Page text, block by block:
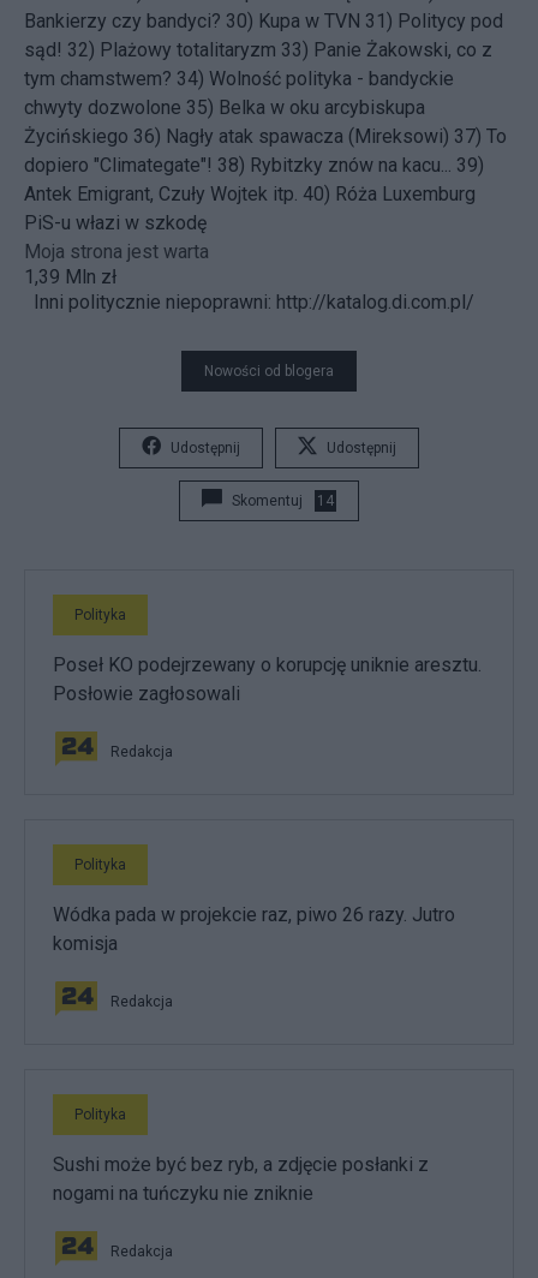
Bankierzy czy bandyci? 30) Kupa w TVN 31) Politycy pod
sąd! 32) Plażowy totalitaryzm 33) Panie Żakowski, co z
tym chamstwem? 34) Wolność polityka - bandyckie
chwyty dozwolone 35) Belka w oku arcybiskupa
Życińskiego 36) Nagły atak spawacza (Mireksowi) 37) To
dopiero "Climategate"! 38) Rybitzky znów na kacu...
39)
Antek Emigrant, Czuły Wojtek itp. 40) Róża Luxemburg
PiS-u włazi w szkodę
Moja strona jest warta
1,39 Mln zł
Inni politycznie niepoprawni: http://katalog.di.com.pl/
Nowości od blogera
Udostępnij Udostępnij
Skomentuj 14
Polityka
Poseł KO podejrzewany o korupcję uniknie aresztu.
Posłowie zagłosowali
Redakcja
Polityka
Wódka pada w projekcie raz, piwo 26 razy. Jutro
komisja
Redakcja
Polityka
Sushi może być bez ryb, a zdjęcie posłanki z
nogami na tuńczyku nie zniknie
Redakcja